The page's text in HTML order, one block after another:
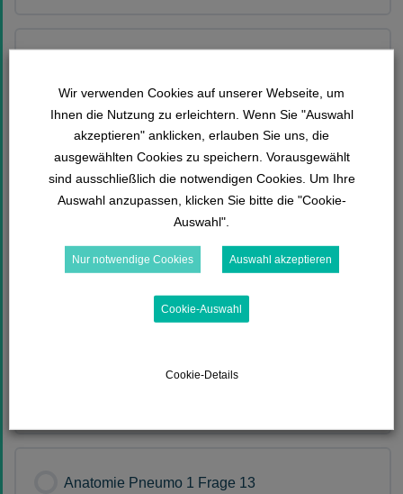
Anatomie Pneumo 1 Frage 9
Anatomie Pneumo 1 Frage 10
Anatomie Pneumo 1 Frage 11
Anatomie Pneumo 1 Frage 13
Wir verwenden Cookies auf unserer Webseite, um
Ihnen die Nutzung zu erleichtern. Wenn Sie "Auswahl
akzeptieren" anklicken, erlauben Sie uns, die
ausgewählten Cookies zu speichern. Vorausgewählt
sind ausschließlich die notwendigen Cookies. Um Ihre
Auswahl anzupassen, klicken Sie bitte die "Cookie-
Auswahl".
Nur notwendige Cookies Auswahl akzeptieren
Cookie-Auswahl
Cookie-Details